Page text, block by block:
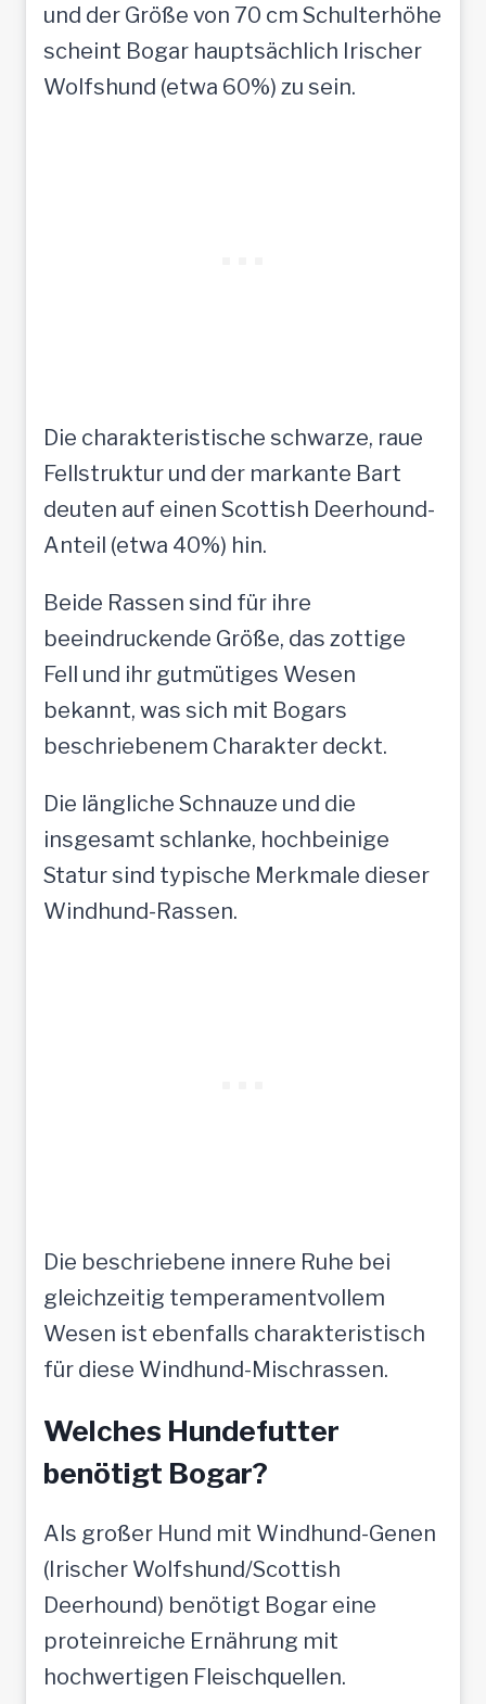
und der Größe von 70 cm Schulterhöhe
scheint Bogar hauptsächlich Irischer
Wolfshund (etwa 60%) zu sein.
Die charakteristische schwarze, raue
Fellstruktur und der markante Bart
deuten auf einen Scottish Deerhound-
Anteil (etwa 40%) hin.
Beide Rassen sind für ihre
beeindruckende Größe, das zottige
Fell und ihr gutmütiges Wesen
bekannt, was sich mit Bogars
beschriebenem Charakter deckt.
Die längliche Schnauze und die
insgesamt schlanke, hochbeinige
Statur sind typische Merkmale dieser
Windhund-Rassen.
Die beschriebene innere Ruhe bei
gleichzeitig temperamentvollem
Wesen ist ebenfalls charakteristisch
für diese Windhund-Mischrassen.
Welches Hundefutter
benötigt Bogar?
Als großer Hund mit Windhund-Genen
(Irischer Wolfshund/Scottish
Deerhound) benötigt Bogar eine
proteinreiche Ernährung mit
hochwertigen Fleischquellen.